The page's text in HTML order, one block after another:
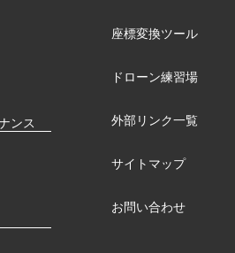
ンス
座標変換ツール
ドローン練習場
外部リンク一覧
サイトマップ
お問い合わせ